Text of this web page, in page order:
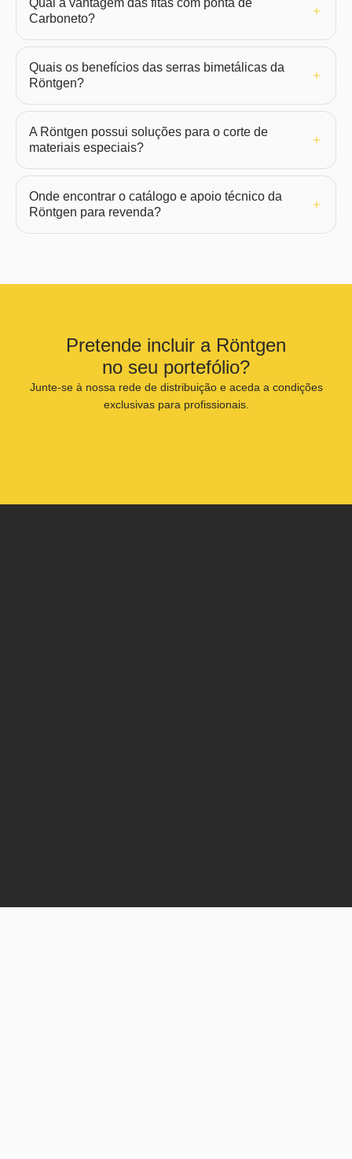
Qual a vantagem das fitas com ponta de
Carboneto?
Quais os benefícios das serras bimetálicas da
Röntgen?
A Röntgen possui soluções para o corte de
materiais especiais?
Onde encontrar o catálogo e apoio técnico da
Röntgen para revenda?
Pretende incluir a Röntgen
no seu portefólio?
Junte-se à nossa rede de distribuição e aceda a condições
exclusivas para profissionais.